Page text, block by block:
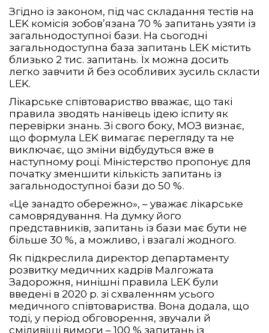
Згідно із законом, під час складання тестів на
LEK комісія зобов’язана 70 % запитань узяти із
загальнодоступної бази. На сьогодні
загальнодоступна база запитань LEK містить
близько 2 тис. запитань. Їх можна досить
легко завчити й без особливих зусиль скласти
LEK.
Лікарське співтовариство вважає, що такі
правила зводять нанівець ідею іспиту як
перевірки знань. Зі свого боку, МОЗ визнає,
що формула LEK вимагає перегляду та не
виключає, що зміни відбудуться вже в
наступному році. Міністерство пропонує для
початку зменшити кількість запитань із
загальнодоступної бази до 50 %.
«Це занадто обережно», – уважає лікарське
самоврядування. На думку його
представників, запитань із бази має бути не
більше 30 %, а можливо, і взагалі жодного.
Як підкреслила директор департаменту
розвитку медичних кадрів Малгожата
Задорожня, нинішні правила LEK були
введені в 2020 р. зі схваленням усього
медичного співтовариства. Вона додала, що
тоді, у період обговорення, звучали й
сміливіші вимоги – 100 % запитань із